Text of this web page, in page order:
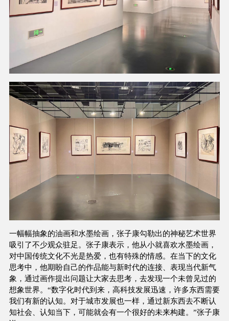
一幅幅抽象的油画和水墨绘画，张子康勾勒出的神秘艺术世界
吸引了不少观众驻足。张子康表示，他从小就喜欢水墨绘画，
对中国传统文化不光是热爱，也有特殊的情感。在当下的文化
思考中，他期盼自己的作品能与新时代的连接、表现当代新气
象，通过画作提出问题让大家去思考，去发现一个未曾见过的
想象世界。“数字化时代到来，高科技发展迅速，许多东西需要
我们有新的认知。对于城市发展也一样，通过新东西去不断认
知社会、认知当下，可能就会有一个很好的未来构建。”张子康